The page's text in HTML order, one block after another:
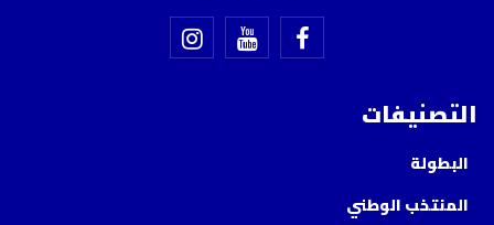
التصنيفات
البطولة
المنتخب الوطني